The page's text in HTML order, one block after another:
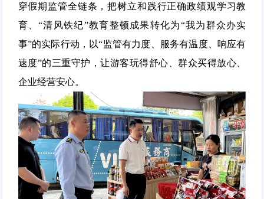
穿假期监管全链条，把树立和践行正确政绩观学习教
育、“清风铁纪”教育整顿成果转化为“我为群众办实
事”的实际行动，以“监管有力度、服务有温度、响应有
速度”的三重守护，让游客玩得舒心、群众买得放心、
企业经营安心。